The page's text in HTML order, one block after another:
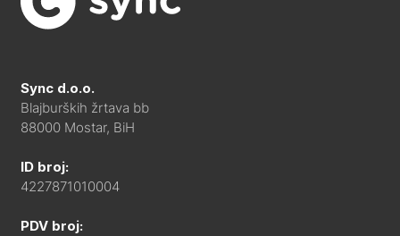
Sync d.o.o.
Blajburških žrtava bb
88000 Mostar, BiH
ID broj:
4227871010004
PDV broj: